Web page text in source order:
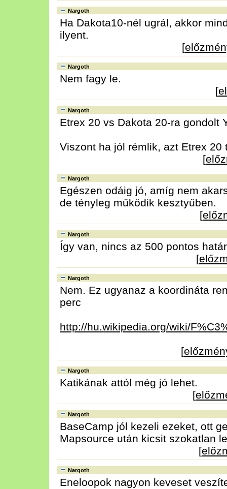
Nargoth
Ha Dakota10-nél ugrál, akkor
ilyent.
[
Nargoth
Nem fagy le.
[
Nargoth
Etrex 20 vs Dakota 20-ra gondolt
Viszont ha jól rémlik, azt Etrex
[
Nargoth
Egészen odáig jó, amíg nem
de tényleg működik kesztyűben.
[
Nargoth
Így van, nincs az 500 pontos
[
Nargoth
Nem. Ez ugyanaz a koordináta
perc
http://hu.wikipedia.org/wiki/
[
Nargoth
Katikának attól még jó lehet.
[
Nargoth
BaseCamp jól kezeli ezeket, ott
Mapsource után kicsit szokatlan
[
Nargoth
Eneloopok nagyon keveset